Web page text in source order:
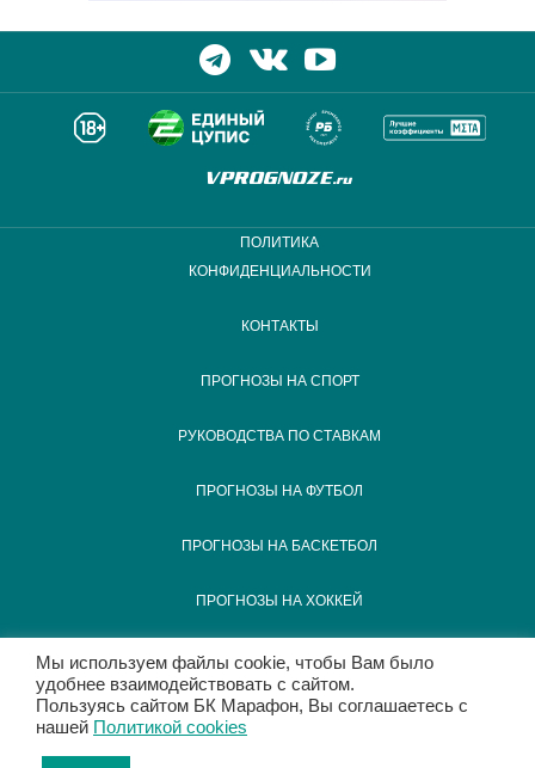
ПОЛИТИКА
КОНФИДЕНЦИАЛЬНОСТИ
КОНТАКТЫ
ПРОГНОЗЫ НА СПОРТ
РУКОВОДСТВА ПО СТАВКАМ
ПРОГНОЗЫ НА ФУТБОЛ
ПРОГНОЗЫ НА БАСКЕТБОЛ
ПРОГНОЗЫ НА ХОККЕЙ
ПРОГНОЗЫ НА КИБЕРСПОРТ
ПРОГНОЗЫ НА ТЕННИС
2026 ООО "Букмекерская контора "Марафон"
Мы используем файлы cookie, чтобы Вам было
удобнее взаимодействовать с сайтом.
Пользуясь сайтом БК Марафон, Вы соглашаетесь с
нашей Политикой сookies